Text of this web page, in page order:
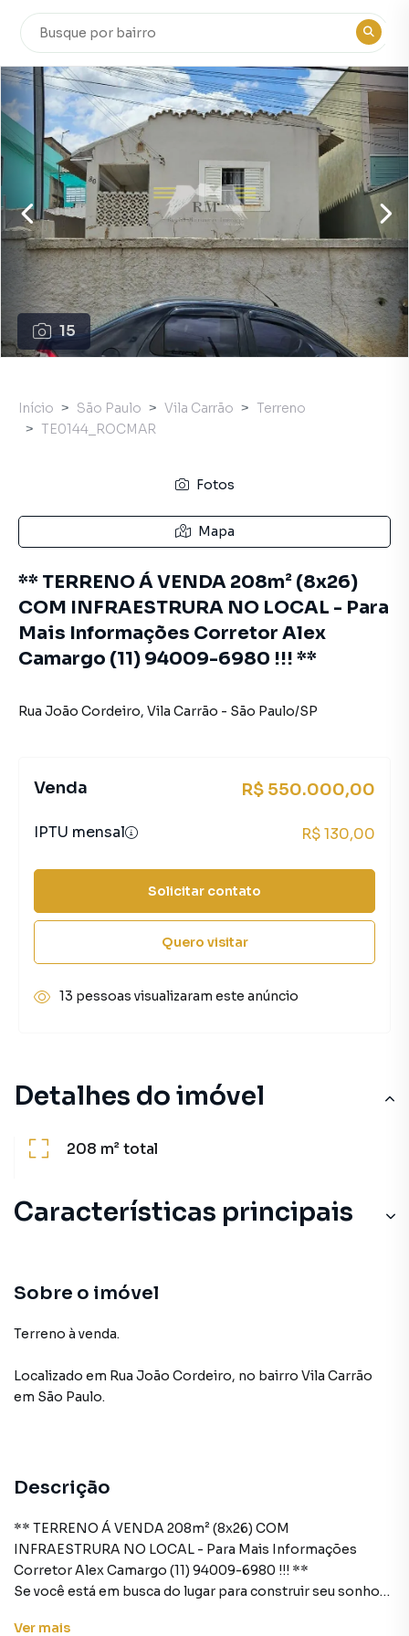
15
Detalhes do imóvel
208 m²total
Características principais
Sobre o imóvel
Terreno à venda.
Localizado em Rua João Cordeiro, no bairro Vila Carrão
em São Paulo.
Descrição
** TERRENO Á VENDA 208m² (8x26) COM
INFRAESTRURA NO LOCAL - Para Mais Informações
Corretor Alex Camargo (11) 94009-6980 !!! **
Se você está em busca do lugar para construir seu sonho
Ver mais
Início São Paulo Vila Carrão
Terreno
TE0144_ROCMAR
Fotos
Mapa
** TERRENO Á VENDA 208m² (8x26)
COM INFRAESTRURA NO LOCAL - Para
Mais Informações Corretor Alex
Camargo (11) 94009-6980 !!! **
Rua João Cordeiro, Vila Carrão - São Paulo/SP
Venda R$ 550.000,00
IPTU mensal R$ 130,00
Solicitar contato
Quero visitar
13 pessoas visualizaram este anúncio